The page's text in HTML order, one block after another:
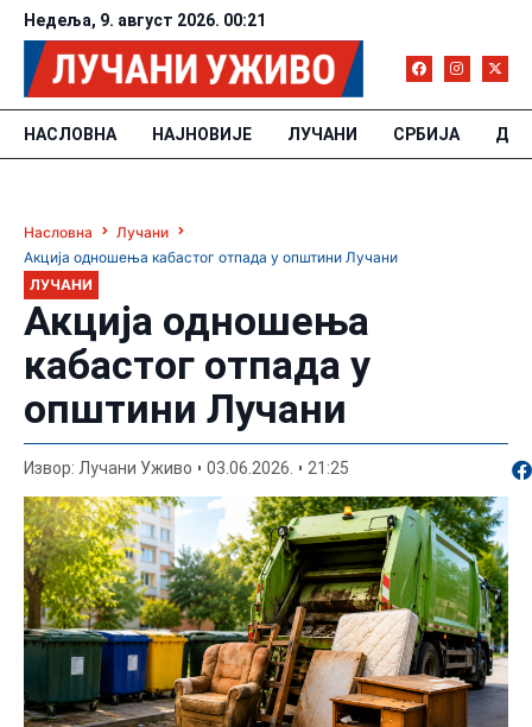
Недеља, 9. август 2026. 00:21
НАСЛОВНА НАЈНОВИЈЕ ЛУЧАНИ СРБИЈА
Насловна
Лучани
Акција одношења кабастог отпада у општини Лучани
ЛУЧАНИ
Акција одношења
кабастог отпада у
општини Лучани
Извор: Лучани Уживо 03.06.2026. 21:25